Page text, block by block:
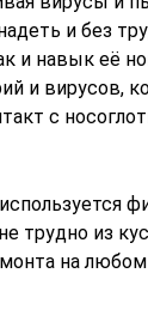
и без
и навык её
и вирусов,
с
трудно из
на любом